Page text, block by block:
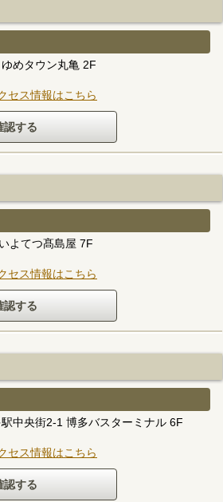
めタウン丸亀 2F
セス情報はこちら
よてつ髙島屋 7F
セス情報はこちら
中央街2-1 博多バスターミナル 6F
セス情報はこちら